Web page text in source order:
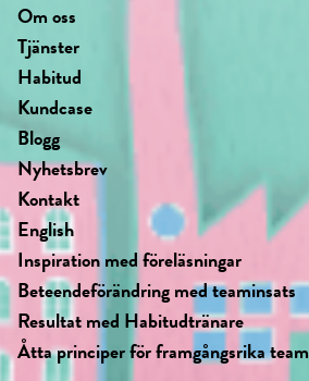
Om oss
Tjänster
Habitud
Kundcase
Blogg
Nyhetsbrev
Kontakt
English
Inspiration med föreläsningar
Beteendeförändring med teaminsats
Resultat med Habitudtränare
Åtta principer för framgångsrika team